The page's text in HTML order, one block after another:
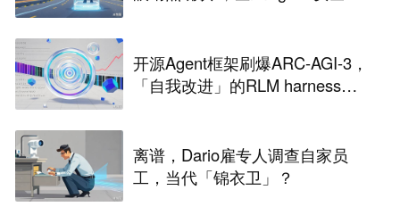
开源Agent框架刷爆ARC-AGI-3，
「自我改进」的RLM harness引
离谱，Dario雇专人调查自家员
工，当代「锦衣卫」？